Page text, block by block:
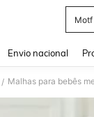
Motf
Envio nacional
/ Malhas para bebês